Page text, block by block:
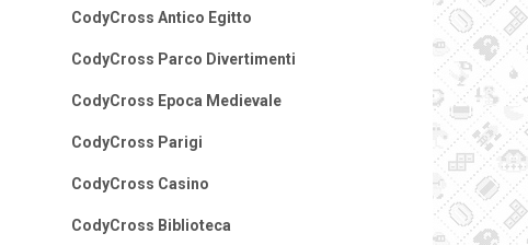
CodyCross Antico Egitto
CodyCross Parco Divertimenti
CodyCross Epoca Medievale
CodyCross Parigi
CodyCross Casino
CodyCross Biblioteca